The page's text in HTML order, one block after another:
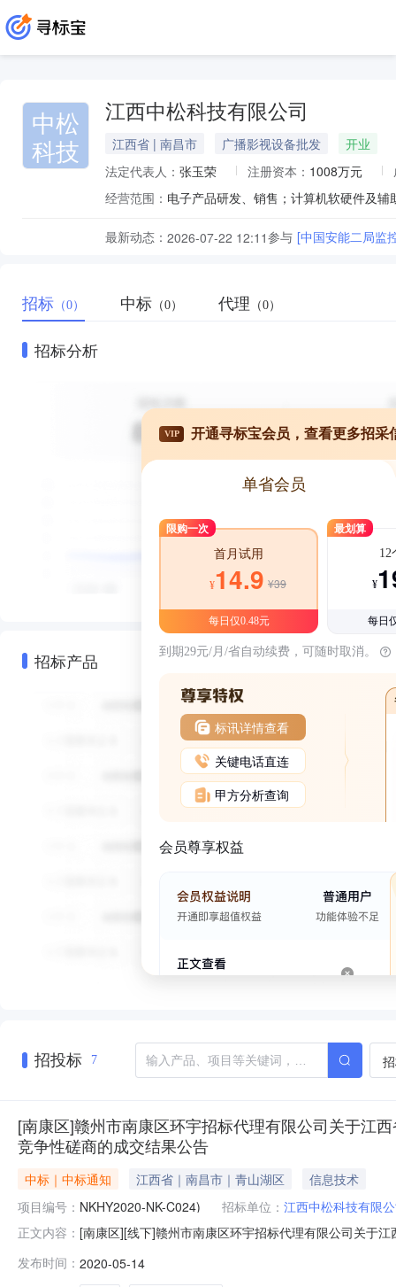
中松
科技
江西中松科技有限公司
江西省 | 南昌市 广播影视设备批发
开业
法定代表人： 张玉荣 注册资本： 1008万元
经营范围：
最新动态： 2026-07-22 12:11参与 [中国安能二局监
招标 （0） 中标 （0） 代理 （0）
招标分析
招标产品
VIP 开通寻标宝会员，查看更多招采
单省会员
限购一次
首月试用
¥14.9 ¥39
每日仅0.48元
最划算
12
¥
每日
到期29元/月/省自动续费，可随时取消。
标讯详情查看
关键电话直连
甲方分析查询
会员尊享权益
招投标 7
[南康区]赣州市南康区环宇招标代理有限公司关于江
竞争性磋商的成交结果公告
中标｜中标通知 江西省｜南昌市｜青山湖区
信息技术
项目编号： NKHY2020-NK-C024) 招标单位： 江西中松科技有限
正文内容： [南康区][线下]赣州市南康区环宇招标代理有限公司关于
化管理软件等项目(项目编号：NKHY2020-NK-C024)按
发布时间： 2020-05-14